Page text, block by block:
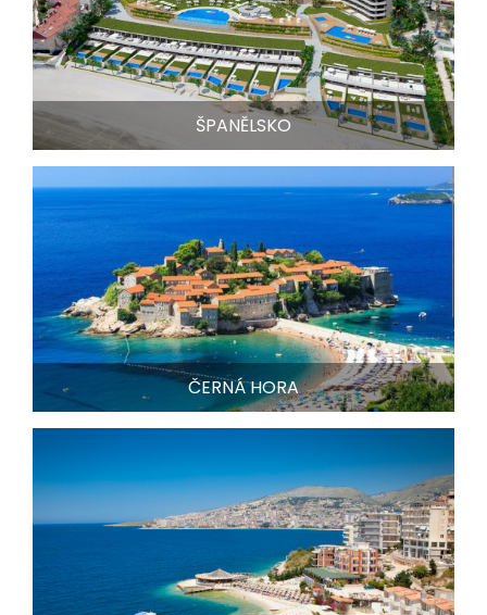
ŠPANĚLSKO
ČERNÁ HORA